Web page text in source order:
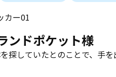
ンドポケット様
探していたとのことで、手